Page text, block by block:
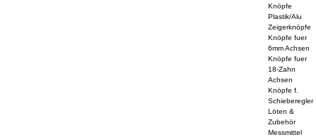
Knöpfe
Plastik/Alu
Zeigerknöpfe
Knöpfe fuer
6mm Achsen
Knöpfe fuer
18-Zahn
Achsen
Knöpfe f.
Schieberegler
Löten &
Zubehör
Messmittel